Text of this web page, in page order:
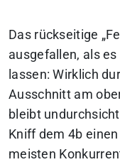
Das rückseitige
ausgefallen, als
lassen: Wirklich
Ausschnitt am
bleibt
Kniff dem 4b
meisten